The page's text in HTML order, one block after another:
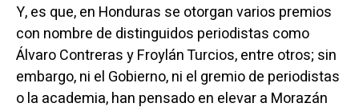
Y, es que, en Honduras se otorgan varios premios
con nombre de distinguidos periodistas como
Álvaro Contreras y Froylán Turcios, entre otros; sin
embargo, ni el Gobierno, ni el gremio de periodistas
o la academia, han pensado en elevar a Morazán